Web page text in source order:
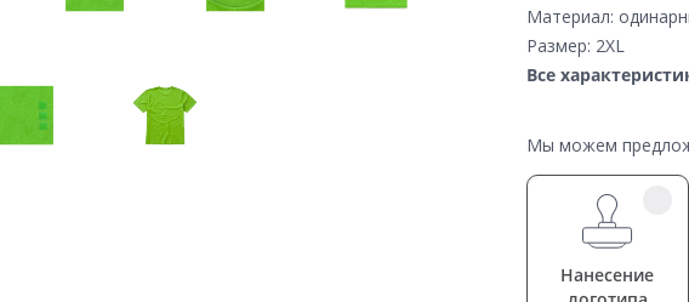
Материал:
Размер: 2XL
Все
Мы можем
Нанесение